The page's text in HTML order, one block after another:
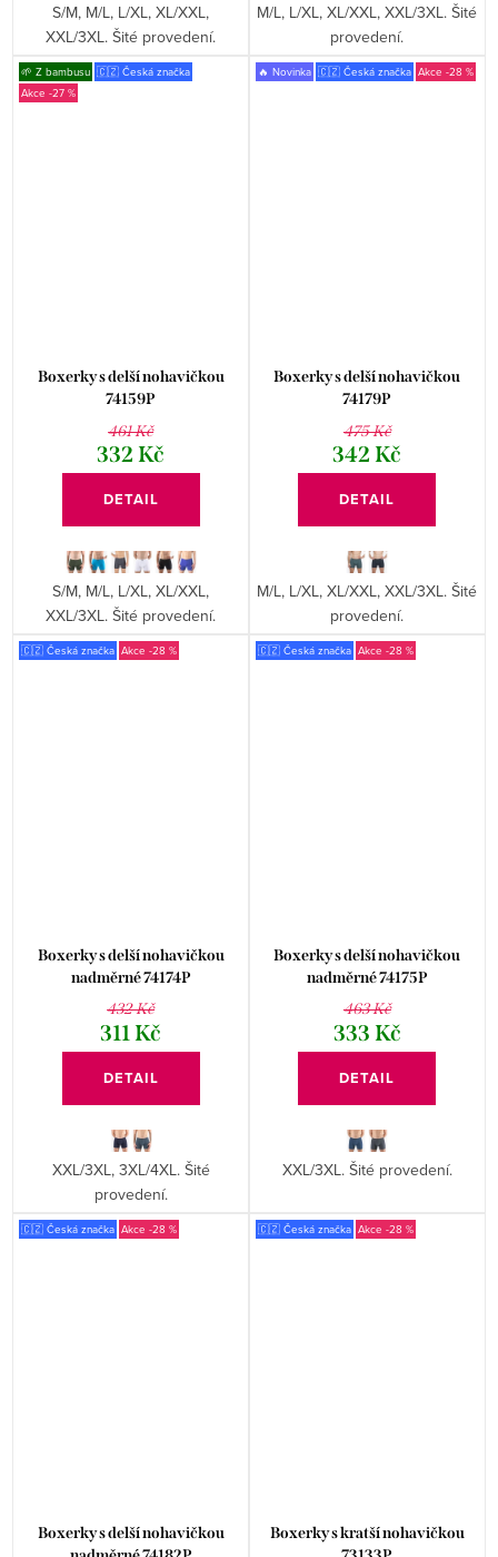
S/M, M/L, L/XL, XL/XXL,
XXL/3XL. Šité provedení.
M/L, L/XL, XL/XXL, XXL/3XL. Šité
provedení.
🌱 Z bambusu 🇨🇿 Česká značka
-27 %
Boxerky s delší nohavičkou
74159P
461 Kč
332 Kč
DETAIL
S/M, M/L, L/XL, XL/XXL,
XXL/3XL. Šité provedení.
🔥 Novinka 🇨🇿 Česká značka -28 %
Boxerky s delší nohavičkou
74179P
475 Kč
342 Kč
DETAIL
M/L, L/XL, XL/XXL, XXL/3XL. Šité
provedení.
🇨🇿 Česká značka -28 %
Boxerky s delší nohavičkou
nadměrné 74174P
432 Kč
311 Kč
DETAIL
XXL/3XL, 3XL/4XL. Šité
provedení.
🇨🇿 Česká značka -28 %
Boxerky s delší nohavičkou
nadměrné 74175P
463 Kč
333 Kč
DETAIL
XXL/3XL. Šité provedení.
🇨🇿 Česká značka -28 %
Boxerky s delší nohavičkou
🇨🇿 Česká značka -28 %
Boxerky s kratší nohavičkou